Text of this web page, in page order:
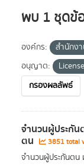
พบ 1 ชุดข้
องค์กร: สำนักง
อนุญาต:
กรองผลลัพธ์
จำนวนผู้ประกั
ตน 3851 total
จำนวนผู้ประกันตน